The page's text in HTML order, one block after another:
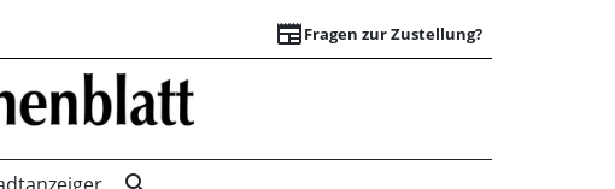
newspaperFragen zur Zustellung?
Aktualisierung: